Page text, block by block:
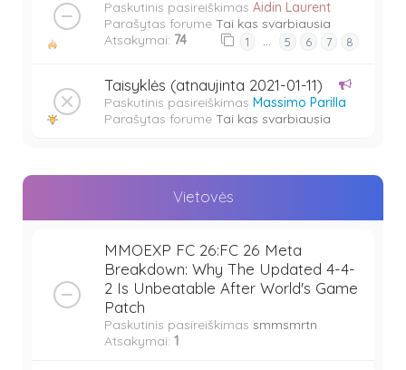
Paskutinis pasireiškimas Aidin Laurent
Parašytas forume Tai kas svarbiausia
Atsakymai: 74 1 … 5 6 7 8
Taisyklės (atnaujinta 2021-01-11)
Paskutinis pasireiškimas Massimo Parilla
Parašytas forume Tai kas svarbiausia
Vietovės
MMOEXP FC 26:FC 26 Meta
Breakdown: Why The Updated 4-4-
2 Is Unbeatable After World's Game
Patch
Paskutinis pasireiškimas smmsmrtn
Atsakymai: 1